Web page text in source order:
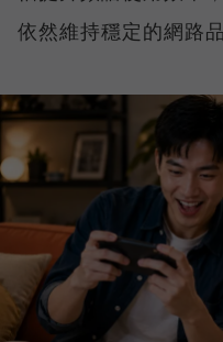
依然維持穩定的網路品